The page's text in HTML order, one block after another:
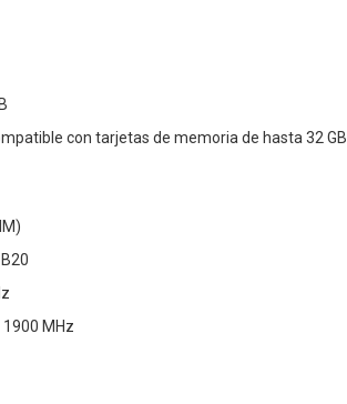
con tarjetas de memoria de hasta 32 GB
1900 MHz